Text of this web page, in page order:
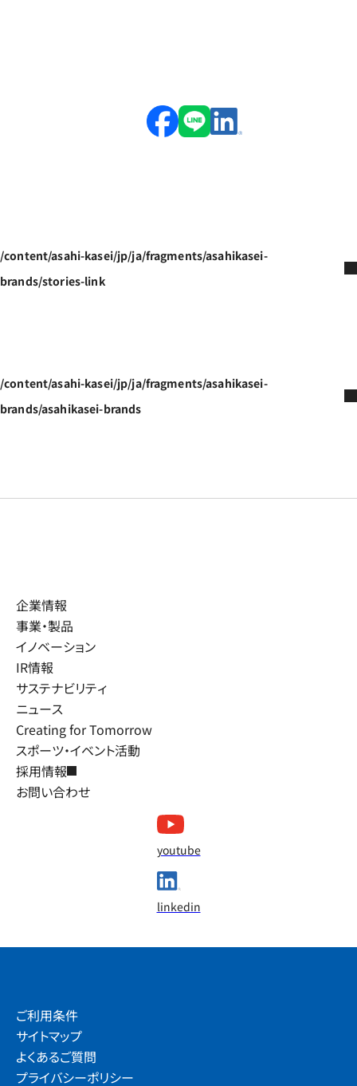
/content/asahi-kasei/jp/ja/fragments/asahikasei-
brands/stories-link
/content/asahi-kasei/jp/ja/fragments/asahikasei-
brands/asahikasei-brands
企業情報
事業・製品
イノベーション
IR情報
サステナビリティ
ニュース
Creating for Tomorrow
スポーツ・イベント活動
採用情報
お問い合わせ
youtube
linkedin
ご利用条件
サイトマップ
よくあるご質問
プライバシーポリシー